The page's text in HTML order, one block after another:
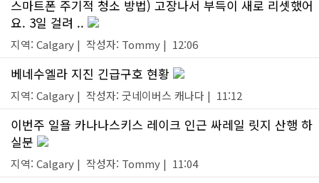
스마트폰 주기적 청소 방법) 고장나서 부득이 새로 리셋했어
요. 3일 걸려 ..
지역: Calgary | 작성자: Tommy | 12:06
베네수엘라 지진 긴급구호 현황
지역: Calgary | 작성자: 굿네이버스 캐나다 | 11:12
이번주 일욜 카나나스키스 레이크 인근 싸레일 릿지 산행 하
실분
지역: Calgary | 작성자: Tommy | 11:04